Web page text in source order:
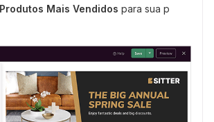
Produtos Mais Vendidos para sua p